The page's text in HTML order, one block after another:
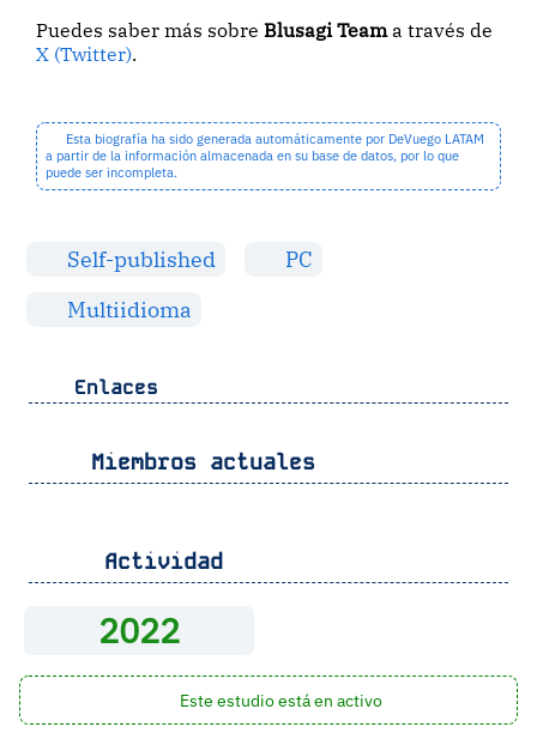
Puedes saber más sobreBlusagi Teama través de
X (Twitter).
Esta biografía ha sido generada automáticamente por DeVuego LATAM
a partir de la información almacenada en su base de datos, por lo que
puede ser incompleta.
Self-published
PC
Multiidioma
Enlaces
Miembros actuales
Actividad
2022
Este estudio está en activo